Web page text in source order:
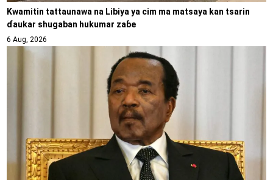
Kwamitin tattaunawa na Libiya ya cim ma matsaya kan tsarin
ɗaukar shugaban hukumar zaɓe
6 Aug, 2026